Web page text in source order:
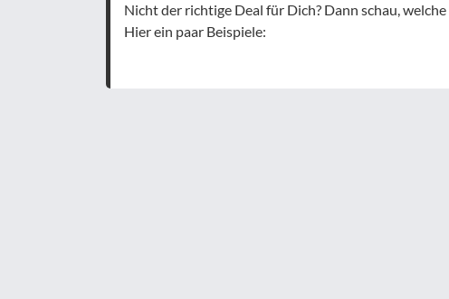
Nicht der richtige Deal für Dich? Dann schau, welche
Hier ein paar Beispiele: